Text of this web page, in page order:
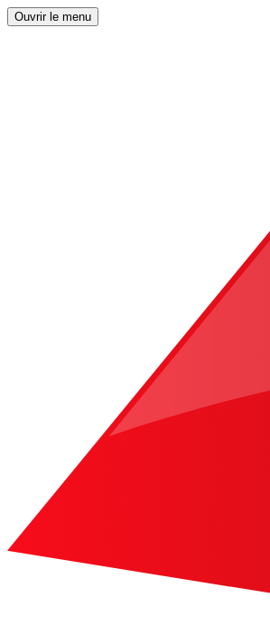
Ouvrir le menu